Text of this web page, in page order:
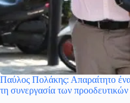
Παύλος Πολάκης: Απαραίτητο
τη συνεργασία των